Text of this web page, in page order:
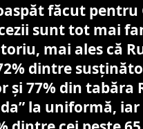
făcut pentru
sunt tot mai
mai ales că
dintre
și 77% din tabăra
la uniformă,